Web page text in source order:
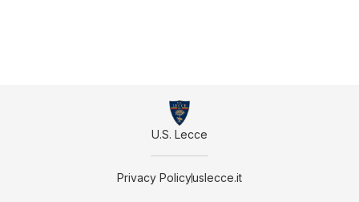
U.S. Lecce
Privacy Policyuslecce.it